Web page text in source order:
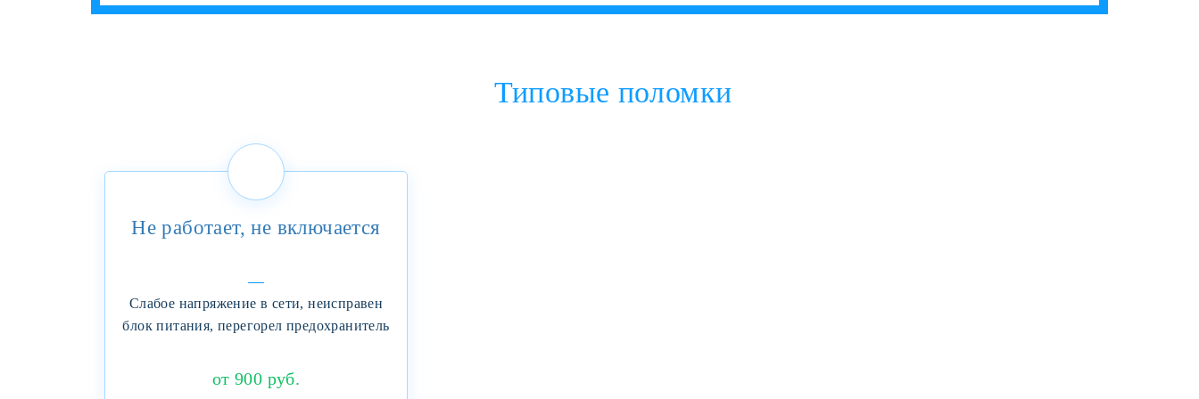
Типовые поломки
Не работает, не включается
Слабое напряжение в сети, неисправен
блок питания, перегорел предохранитель
от 900 руб.